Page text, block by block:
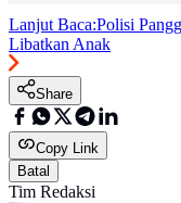
Lanjut Baca:Polisi
Libatkan Anak
Share
Copy Link
Batal
Tim Redaksi